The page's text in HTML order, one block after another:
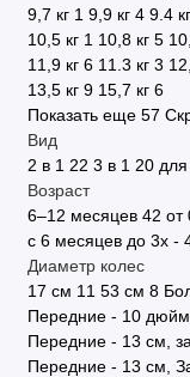
9,7 кг 1 9,9 кг 4 9.4 кг
10,5 кг 1 10,8 кг 5
11,9 кг 6 11.3 кг 3
13,5 кг 9 15,7 кг 6
Показать еще 57
Вид
2 в 1 22 3 в 1 20
Возраст
6–12 месяцев 42 от
с 6
Диаметр колес
17 см 11 53 см 8
Передние - 10
Передние - 13 см,
Передние - 13 см,